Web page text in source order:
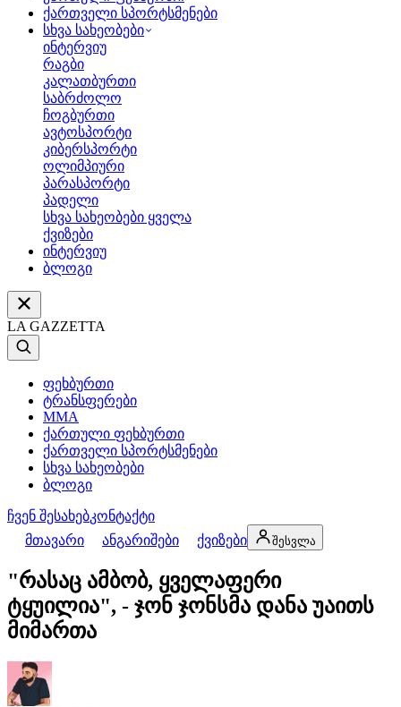
ქართველი სპორტსმენები
სხვა სახეობები
ინტერვიუ
რაგბი
კალათბურთი
საბრძოლო
ჩოგბურთი
ავტოსპორტი
კიბერსპორტი
ოლიმპიური
პარასპორტი
პადელი
სხვა სახეობები ყველა
ქვიზები
ინტერვიუ
ბლოგი
LA GAZZETTA
ფეხბურთი
ტრანსფერები
MMA
ქართული ფეხბურთი
ქართველი სპორტსმენები
სხვა სახეობები
ბლოგი
ჩვენ შესახებკონტაქტი
მთავარი
ანგარიშები ქვიზები შესვლა
"რასაც ამბობ, ყველაფერი
ტყუილია", - ჯონ ჯონსმა დანა უაითს
მიმართა